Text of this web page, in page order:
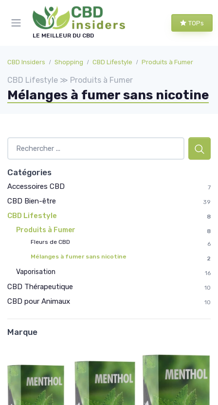
LE MEILLEUR DU CBD
TOPs
CBD Insiders Shopping CBD Lifestyle Produits à Fumer
CBD Lifestyle ≫ Produits à Fumer
Mélanges à fumer sans nicotine
Catégories
Accessoires CBD 7
CBD Bien-être 39
CBD Lifestyle 8
Produits à Fumer
8
Fleurs de CBD
6
Mélanges à fumer sans nicotine
2
Vaporisation 16
CBD Thérapeutique 10
CBD pour Animaux 10
Marque
Panneau de gestion des cookies